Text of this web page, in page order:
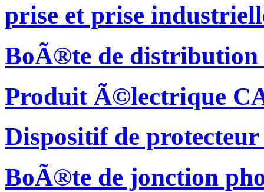
prise et prise
BoÃ®te de
Produit Ã©lectrique
Dispositif de
BoÃ®te de jonction